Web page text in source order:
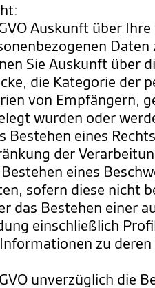
Auskunft über
Daten
Sie Auskunft über
die Kategorie der
von Empfängern,
wurden oder
Bestehen eines
der
eines
sofern diese nicht
das Bestehen einer
einschließlich
zu
unverzüglich die